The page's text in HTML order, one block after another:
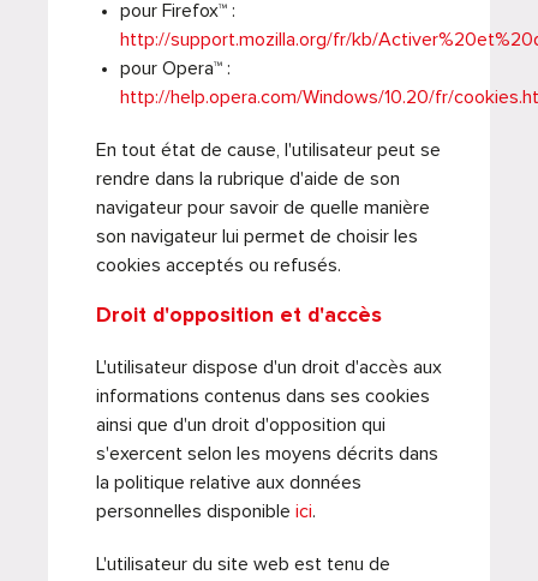
pour Firefox™ :
http://support.mozilla.org/fr/kb/
pour Opera™ :
http://help.opera.com/Windows/10.20/fr/
En tout état de cause, l'utilisateur peut se
rendre dans la rubrique d'aide de son
navigateur pour savoir de quelle manière
son navigateur lui permet de choisir les
cookies acceptés ou refusés.
Droit d'opposition et d'accès
L'utilisateur dispose d'un droit d'accès aux
informations contenus dans ses cookies
ainsi que d'un droit d'opposition qui
s'exercent selon les moyens décrits dans
la politique relative aux données
personnelles disponible ici.
L'utilisateur du site web est tenu de